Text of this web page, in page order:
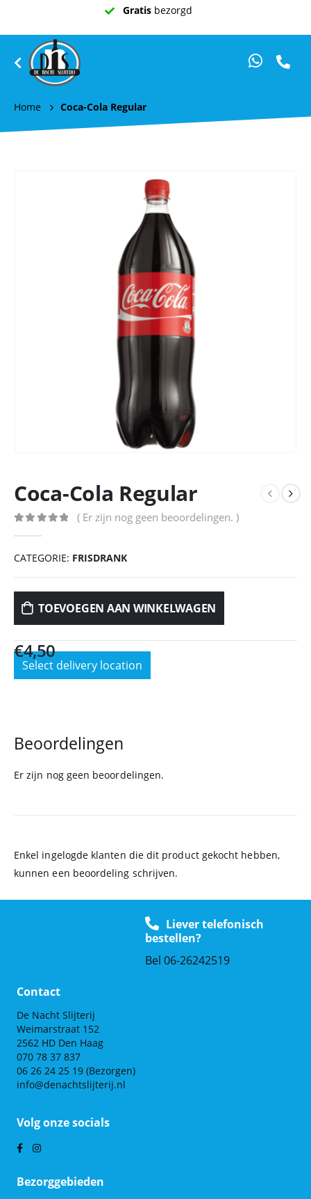
Gratis bezorgd
Home Coca-Cola Regular
Coca-Cola Regular
( Er zijn nog geen beoordelingen. )
€4,50
CATEGORIE: FRISDRANK
TOEVOEGEN AAN WINKELWAGEN
Select delivery location
Beoordelingen
Er zijn nog geen beoordelingen.
Enkel ingelogde klanten die dit product gekocht hebben,
kunnen een beoordeling schrijven.
Liever telefonisch
bestellen?
Bel 06-26242519
Contact
De Nacht Slijterij
Weimarstraat 152
2562 HD Den Haag
070 78 37 837
06 26 24 25 19 (Bezorgen)
info@denachtslijterij.nl
Volg onze socials
Bezorggebieden